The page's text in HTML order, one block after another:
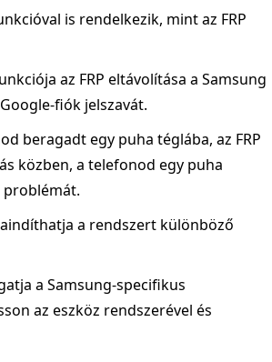
is rendelkezik, mint az FRP
az FRP eltávolítása a Samsung
fiók jelszavát.
beragadt egy puha téglába, az FRP
közben, a telefonod egy puha
problémát.
a rendszert különböző
a Samsung-specifikus
az eszköz rendszerével és